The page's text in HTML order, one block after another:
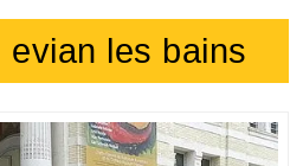
evian les bains